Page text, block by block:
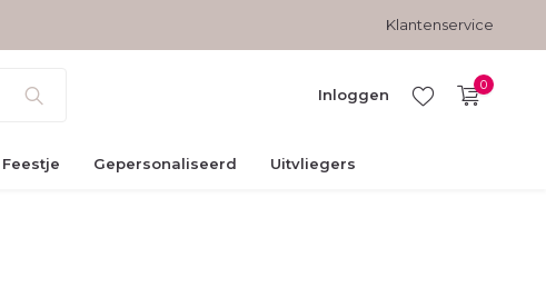
Veilig betalen met
Klantenservice
Inloggen
0
Feestje Gepersonaliseerd Uitvliegers